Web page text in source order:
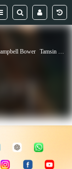
Bower Tamsin Egerton